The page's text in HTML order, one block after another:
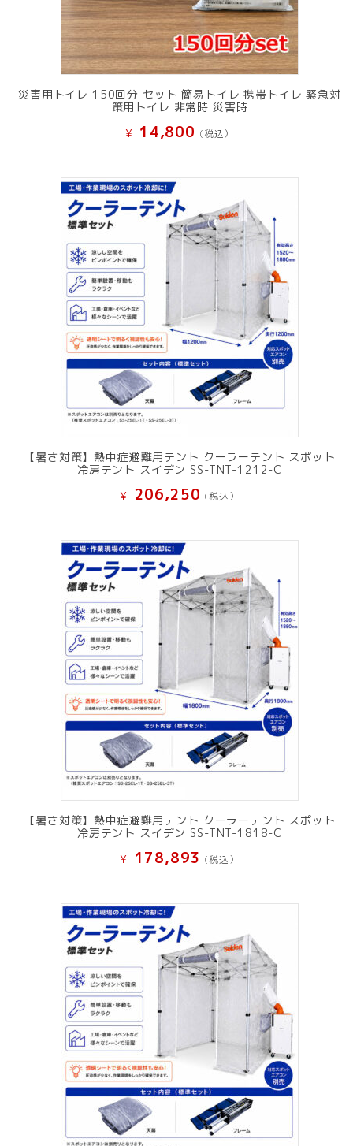
災害用トイレ 150回分 セット 簡易トイレ 携帯トイレ 緊急対
策用トイレ 非常時 災害時
¥ 14,800 (税込）
【暑さ対策】熱中症避難用テント クーラーテント スポット
冷房テント スイデン SS-TNT-1212-C
¥ 206,250 (税込）
【暑さ対策】熱中症避難用テント クーラーテント スポット
冷房テント スイデン SS-TNT-1818-C
¥ 178,893 (税込）